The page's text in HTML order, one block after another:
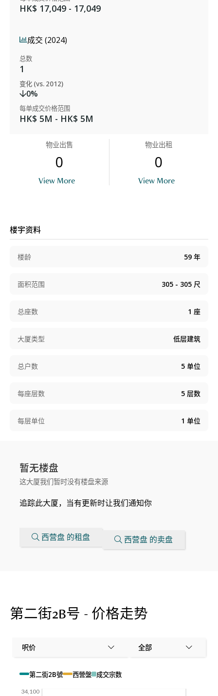
HK$ 17,049 - 17,049
成交 (2024)
总数
1
变化 (vs. 2012)
0%
每单成交价格范围
HK$ 5M - HK$ 5M
物业出售
0
View More
物业出租
0
View More
楼宇资料
楼龄 59 年
面积范围 305 - 305 尺
总座数 1 座
大厦类型 低层建筑
总户数 5 单位
每座层数 5 层数
每层单位 1 单位
暂无楼盘
这大厦我们暂时没有楼盘来源
追踪此大厦，当有更新时让我们通知你
西营盘 的租盘 西营盘 的卖盘
第二街2B号 - 价格走势
呎价 全部
第二街2B號 西營盤 成交宗数
34,100